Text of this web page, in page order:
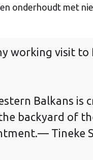
onderhoudt met
working visit to
Balkans is
backyard of
— Tineke